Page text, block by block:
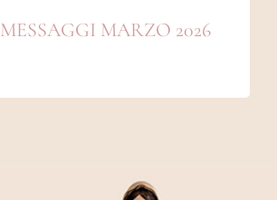
MESSAGGI MARZO 2026